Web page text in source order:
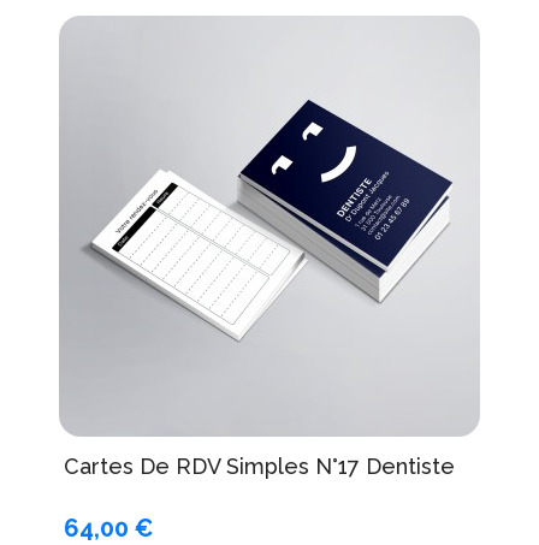
Cartes De RDV Simples N°17 Dentiste
64,00 €